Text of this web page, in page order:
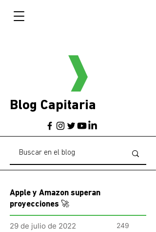
Blog Capitaria
Apple y Amazon superan
proyecciones 🚀
29 de julio de 2022 249